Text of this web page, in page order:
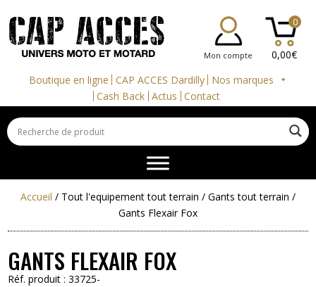
Mon compte 0,00€
0
Boutique en ligne CAP ACCES Dardilly
Nos marques
Cash Back Actus Contact
Accueil / Tout l'equipement tout terrain / Gants tout terrain /
Gants Flexair Fox
GANTS FLEXAIR FOX
Réf. produit :33725-